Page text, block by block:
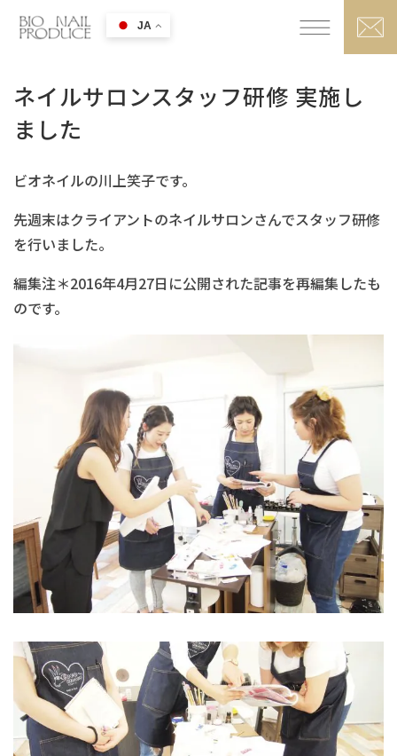
ネイルサロンスタッフ研修 実施し
ました
ビオネイルの川上笑子です。
先週末はクライアントのネイルサロンさんでスタッフ研修
を行いました。
編集注＊2016年4月27日に公開された記事を再編集したも
のです。